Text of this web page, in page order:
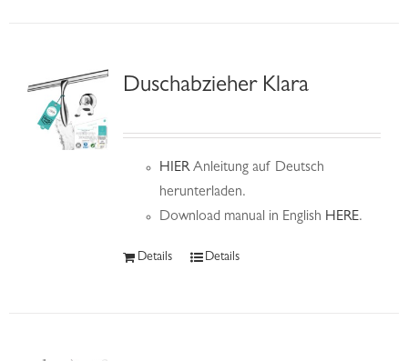
Duschabzieher Klara
HIERAnleitung auf Deutsch
herunterladen.
Download manual in English HERE.
Details Details